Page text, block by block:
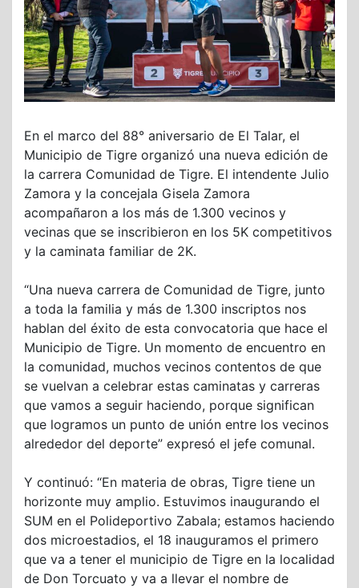
En el marco del 88° aniversario de El Talar, el
Municipio de Tigre organizó una nueva edición de
la carrera Comunidad de Tigre. El intendente Julio
Zamora y la concejala Gisela Zamora
acompañaron a los más de 1.300 vecinos y
vecinas que se inscribieron en los 5K competitivos
y la caminata familiar de 2K.
“Una nueva carrera de Comunidad de Tigre, junto
a toda la familia y más de 1.300 inscriptos nos
hablan del éxito de esta convocatoria que hace el
Municipio de Tigre. Un momento de encuentro en
la comunidad, muchos vecinos contentos de que
se vuelvan a celebrar estas caminatas y carreras
que vamos a seguir haciendo, porque significan
que logramos un punto de unión entre los vecinos
alrededor del deporte” expresó el jefe comunal.
Y continuó: “En materia de obras, Tigre tiene un
horizonte muy amplio. Estuvimos inaugurando el
SUM en el Polideportivo Zabala; estamos haciendo
dos microestadios, el 18 inauguramos el primero
que va a tener el municipio de Tigre en la localidad
de Don Torcuato y va a llevar el nombre de